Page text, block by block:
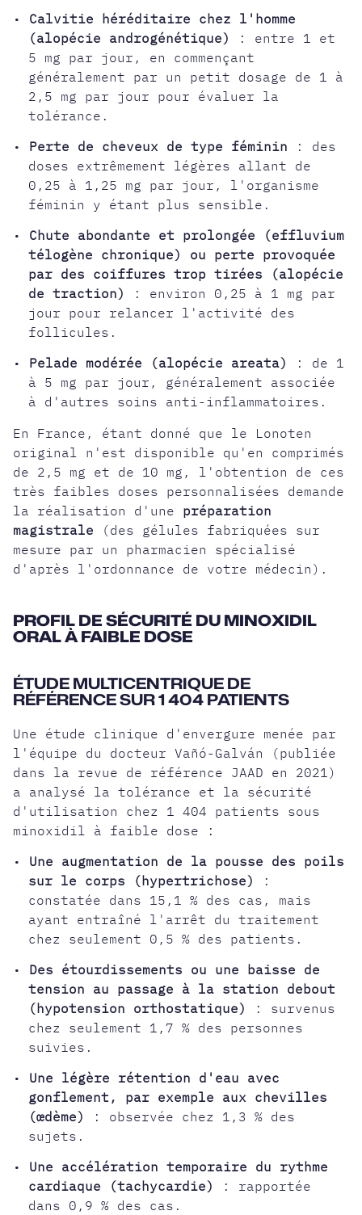
• Calvitie héréditaire chez l'homme
(alopécie androgénétique)
: entre 1 et
5 mg par jour, en commençant
généralement par un petit dosage de 1 à
2,5 mg par jour pour évaluer la
tolérance.
• Perte de cheveux de type féminin : des
doses extrêmement légères allant de
0,25 à 1,25 mg par jour, l'organisme
féminin y étant plus sensible.
• Chute abondante et prolongée (effluvium
télogène chronique) ou perte provoquée
par des coiffures trop tirées (alopécie
de traction)
: environ 0,25 à 1 mg par
jour pour relancer l'activité des
follicules.
• Pelade modérée (alopécie areata)
: de 1
à 5 mg par jour, généralement associée
à d'autres soins anti-inflammatoires.
En France, étant donné que le Lonoten
original n'est disponible qu'en comprimés
de 2,5 mg et de 10 mg, l'obtention de ces
très faibles doses personnalisées demande
la réalisation d'une préparation
magistrale (des gélules fabriquées sur
mesure par un pharmacien spécialisé
d'après l'ordonnance de votre médecin).
PROFIL DE SÉCURITÉ DU MINOXIDIL
ORAL À FAIBLE DOSE
ÉTUDE MULTICENTRIQUE DE
RÉFÉRENCE SUR 1 404 PATIENTS
Une étude clinique d'envergure menée par
l'équipe du docteur Vañó-Galván (publiée
dans la revue de référence JAAD en 2021)
a analysé la tolérance et la sécurité
d'utilisation chez 1 404 patients sous
minoxidil à faible dose :
• Une augmentation de la pousse des poils
sur le corps (hypertrichose)
:
constatée dans 15,1 % des cas, mais
ayant entraîné l'arrêt du traitement
chez seulement 0,5 % des patients.
• Des étourdissements ou une baisse de
tension au passage à la station debout
(hypotension orthostatique)
: survenus
chez seulement 1,7 % des personnes
suivies.
• Une légère rétention d'eau avec
gonflement, par exemple aux chevilles
(œdème)
: observée chez 1,3 % des
sujets.
• Une accélération temporaire du rythme
cardiaque (tachycardie)
: rapportée
dans 0,9 % des cas.